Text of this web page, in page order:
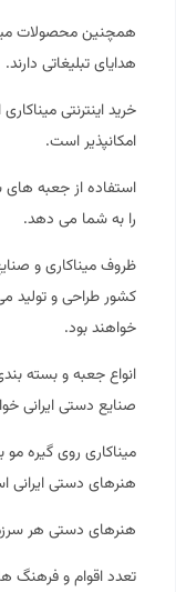
همچنین محصولات
هدایای تبلیغاتی دارند.
خرید اینترنتی
امکانپذیر است.
استفاده از جعبه های
را به شما می دهد.
ظروف میناکاری و
کشور طراحی و تولید
خواهند بود.
انواع جعبه و بسته
صنایع دستی ایرانی
میناکاری روی گیره مو
هنرهای دستی ایرانی
هنرهای دستی هر
تعدد اقوام و فرهنگ